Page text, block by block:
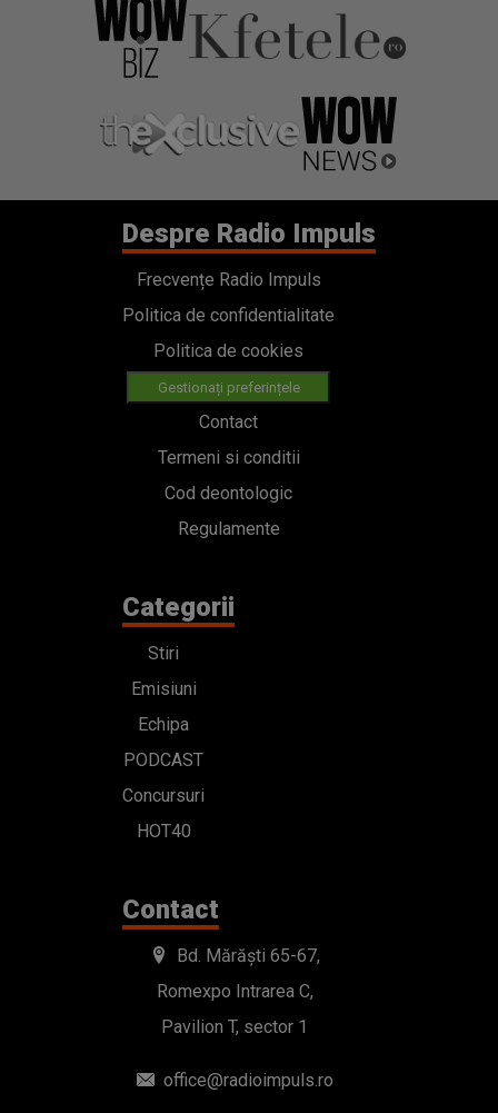
Despre Radio Impuls
Frecvențe Radio Impuls
Politica de confidentialitate
Politica de cookies
Gestionați preferințele
Contact
Termeni si conditii
Cod deontologic
Regulamente
Categorii
Stiri
Emisiuni
Echipa
PODCAST
Concursuri
HOT40
Contact
Bd. Mărăști 65-67,
Romexpo Intrarea C,
Pavilion T, sector 1
office@radioimpuls.ro